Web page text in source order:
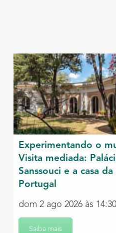
Experimentando o
Visita mediada:
Sanssouci e a casa da
Portugal
dom 2 ago 2026 às 14:30
Saiba mais